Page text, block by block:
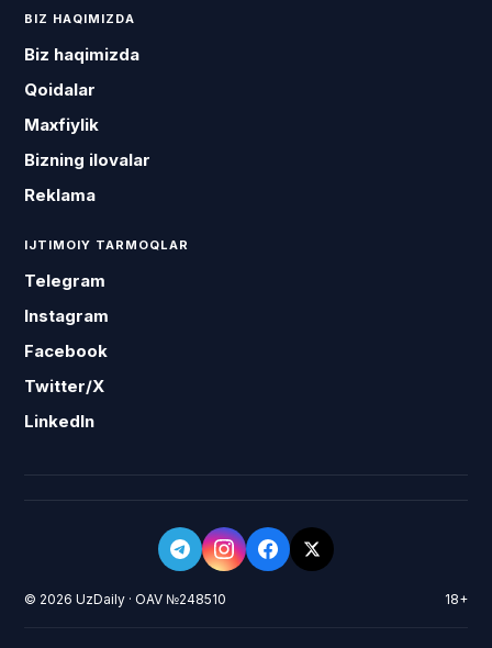
BIZ HAQIMIZDA
Biz haqimizda
Qoidalar
Maxfiylik
Bizning ilovalar
Reklama
IJTIMOIY TARMOQLAR
Telegram
Instagram
Facebook
Twitter/X
LinkedIn
© 2026 UzDaily · OAV №248510 18+